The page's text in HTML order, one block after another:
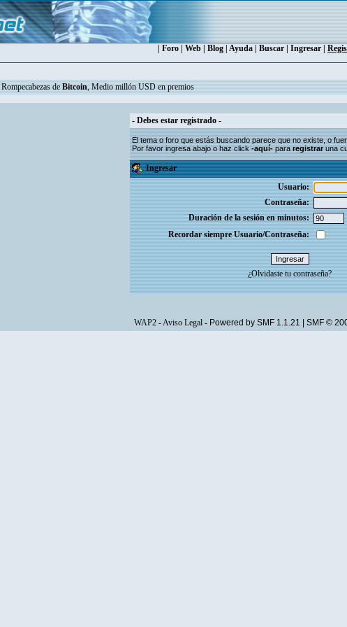
Foro Web Blog Ayuda Buscar Ingresar
Rompecabezas de Bitcoin, Medio millón USD en premios
- Debes estar registrado -
El tema o foro que estás buscando parece que no existe, o
Por favor ingresa abajo o haz click-aquí-pararegistraruna
Ingresar
Usuario:
Contraseña:
Duración de la sesión en minutos:
Recordar siempre Usuario/Contraseña:
¿Olvidaste tu contraseña?
WAP2-Aviso Legal- Powered by SMF 1.1.21 SMF ©